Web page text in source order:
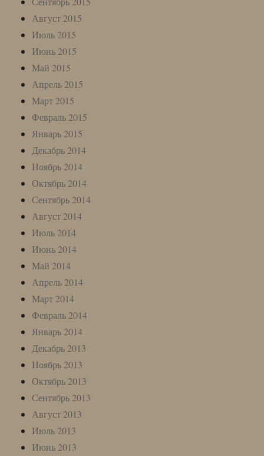
Август 2015
Июль 2015
Июнь 2015
Май 2015
Апрель 2015
Март 2015
Февраль 2015
Январь 2015
Декабрь 2014
Ноябрь 2014
Октябрь 2014
Сентябрь 2014
Август 2014
Июль 2014
Июнь 2014
Май 2014
Апрель 2014
Март 2014
Февраль 2014
Январь 2014
Декабрь 2013
Ноябрь 2013
Октябрь 2013
Сентябрь 2013
Август 2013
Июль 2013
Июнь 2013